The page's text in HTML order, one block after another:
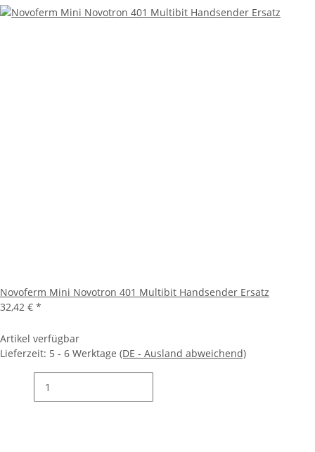
Novoferm Mini Novotron 401 Multibit Handsender Ersatz
32,42 € *
Artikel verfügbar
Lieferzeit: 5 - 6 Werktage (DE - Ausland abweichend)